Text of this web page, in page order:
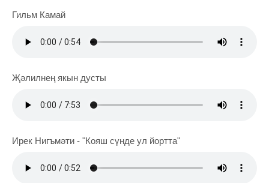
Гильм Камай
Җәлилнең якын дусты
Ирек Нигъмәти - "Кояш сүнде ул йортта"